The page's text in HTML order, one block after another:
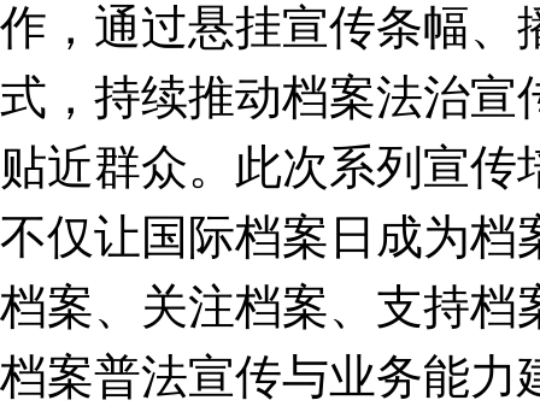
作，通过悬挂宣传条幅、
式，持续推动档案法治宣
贴近群众。此次系列宣
不仅让国际档案日成为档
档案、关注档案、支持档
档案普法宣传与业务能力